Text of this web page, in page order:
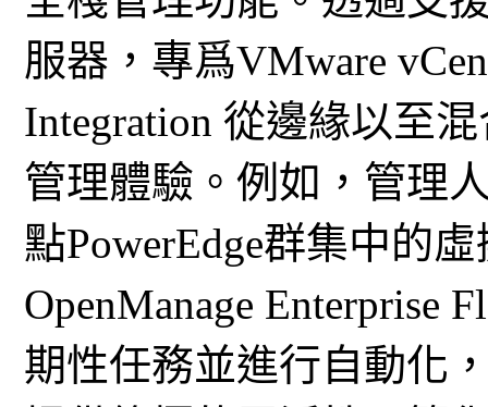
服器，專爲VMware
Integration 從邊緣以至
管理體驗。例如，管理
點PowerEdge群集中的
OpenManage Enterprise
期性任務並進行自動化